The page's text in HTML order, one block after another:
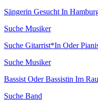
Sängerin Gesucht In
Suche Musiker
Suche Gitarrist*In Oder
Suche Musiker
Bassist Oder Bassistin Im
Suche Band